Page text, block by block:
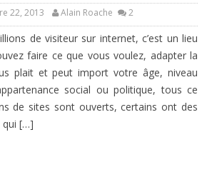
22, 2013 Alain Roache 2
de visiteur sur internet, c’est un lieu
faire ce que vous voulez, adapter la
plait et peut import votre âge, niveau
social ou politique, tous ce
de sites sont ouverts, certains ont des
qui […]